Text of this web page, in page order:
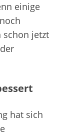
einige
schon jetzt
hat sich